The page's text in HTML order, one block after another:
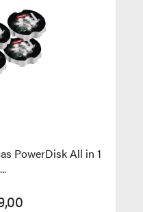
PowerDisk All in 1